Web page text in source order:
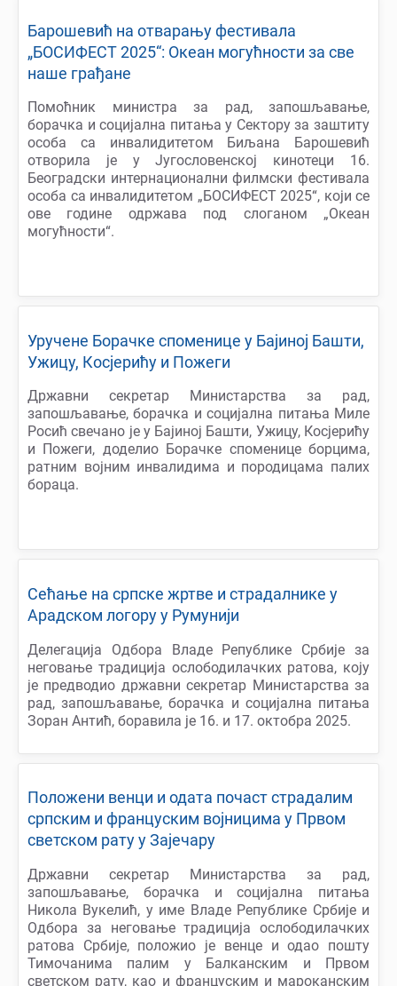
Барошевић на отварању фестивала
„БОСИФЕСТ 2025“: Океан могућности за све
наше грађане
Помоћник министра за рад, запошљавање,
борачка и социјална питања у Сектору за заштиту
особа са инвалидитетом Биљана Барошевић
отворила је у Југословенској кинотеци 16.
Београдски интернационални филмски фестивала
особа са инвалидитетом „БОСИФЕСТ 2025“, који се
ове године одржава под слоганом „Океан
могућности“.
Уручене Борачке споменице у Бајиној Башти,
Ужицу, Косјерићу и Пожеги
Државни секретар Министарства за рад,
запошљавање, борачка и социјална питања Миле
Росић свечано је у Бајиној Башти, Ужицу, Косјерићу
и Пожеги, доделио Борачке споменице борцима,
ратним војним инвалидима и породицама палих
бораца.
Сећање на српске жртве и страдалнике у
Арадском логору у Румунији
Делегација Одбора Владе Републике Србије за
неговање традиција ослободилачких ратова, коју
је предводио државни секретар Министарства за
рад, запошљавање, борачка и социјална питања
Зоран Антић, боравила је 16. и 17. октобра 2025.
Положени венци и одата почаст страдалим
српским и француским војницима у Првом
светском рату у Зајечару
Државни секретар Министарства за рад,
запошљавање, борачка и социјална питања
Никола Вукелић, у име Владе Републике Србије и
Одбора за неговање традиција ослободилачких
ратова Србије, положио је венце и одао пошту
Тимочанима палим у Балканским и Првом
светском рату, као и француским и мароканским